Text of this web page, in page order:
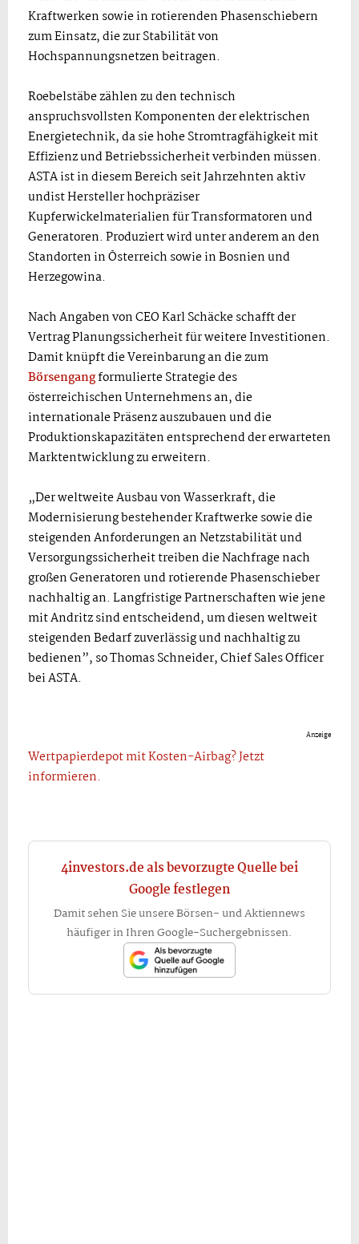
Kraftwerken sowie in rotierenden Phasenschiebern
zum Einsatz, die zur Stabilität von
Hochspannungsnetzen beitragen.
Roebelstäbe zählen zu den technisch
anspruchsvollsten Komponenten der elektrischen
Energietechnik, da sie hohe Stromtragfähigkeit mit
Effizienz und Betriebssicherheit verbinden müssen.
ASTA ist in diesem Bereich seit Jahrzehnten aktiv
undist Hersteller hochpräziser
Kupferwickelmaterialien für Transformatoren und
Generatoren. Produziert wird unter anderem an den
Standorten in Österreich sowie in Bosnien und
Herzegowina.
Nach Angaben von CEO Karl Schäcke schafft der
Vertrag Planungssicherheit für weitere Investitionen.
Damit knüpft die Vereinbarung an die zum
Börsengangformulierte Strategie des
österreichischen Unternehmens an, die
internationale Präsenz auszubauen und die
Produktionskapazitäten entsprechend der erwarteten
Marktentwicklung zu erweitern.
„Der weltweite Ausbau von Wasserkraft, die
Modernisierung bestehender Kraftwerke sowie die
steigenden Anforderungen an Netzstabilität und
Versorgungssicherheit treiben die Nachfrage nach
großen Generatoren und rotierende Phasenschieber
nachhaltig an. Langfristige Partnerschaften wie jene
mit Andritz sind entscheidend, um diesen weltweit
steigenden Bedarf zuverlässig und nachhaltig zu
bedienen”, so Thomas Schneider, Chief Sales Officer
bei ASTA.
Anzeige
Wertpapierdepot mit Kosten-Airbag? Jetzt
informieren.
4investors.de als bevorzugte Quelle bei
Google festlegen
Damit sehen Sie unsere Börsen- und Aktiennews
häufiger in Ihren Google-Suchergebnissen.